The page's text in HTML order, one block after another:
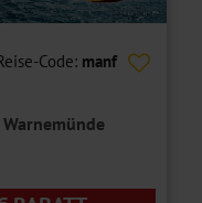
Code: manf